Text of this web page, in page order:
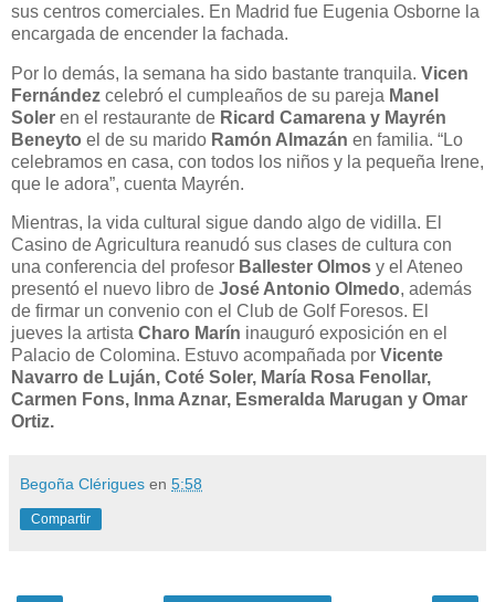
sus centros comerciales. En Madrid fue Eugenia Osborne la
encargada de encender la fachada.
Por lo demás, la semana ha sido bastante tranquila. Vicen
Fernández celebró el cumpleaños de su pareja Manel
Soler en el restaurante de Ricard Camarena y Mayrén
Beneyto el de su marido Ramón Almazán en familia. “Lo
celebramos en casa, con todos los niños y la pequeña Irene,
que le adora”, cuenta Mayrén.
Mientras, la vida cultural sigue dando algo de vidilla. El
Casino de Agricultura reanudó sus clases de cultura con
una conferencia del profesor Ballester Olmos y el Ateneo
presentó el nuevo libro de José Antonio Olmedo, además
de firmar un convenio con el Club de Golf Foresos. El
jueves la artista Charo Marín inauguró exposición en el
Palacio de Colomina. Estuvo acompañada por Vicente
Navarro de Luján, Coté Soler, María Rosa Fenollar,
Carmen Fons, Inma Aznar, Esmeralda Marugan y Omar
Ortiz.
Begoña Clérigues en 5:58
Compartir